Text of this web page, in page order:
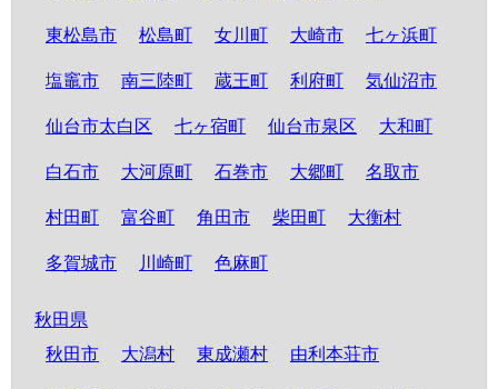
東松島市 松島町 女川町 大崎市 七ヶ浜町
塩竈市 南三陸町 蔵王町 利府町 気仙沼市
仙台市太白区 七ヶ宿町 仙台市泉区 大和町
白石市 大河原町 石巻市 大郷町 名取市
村田町 富谷町 角田市 柴田町 大衡村
多賀城市 川崎町 色麻町
秋田県
秋田市
大潟村 東成瀬村 由利本荘市